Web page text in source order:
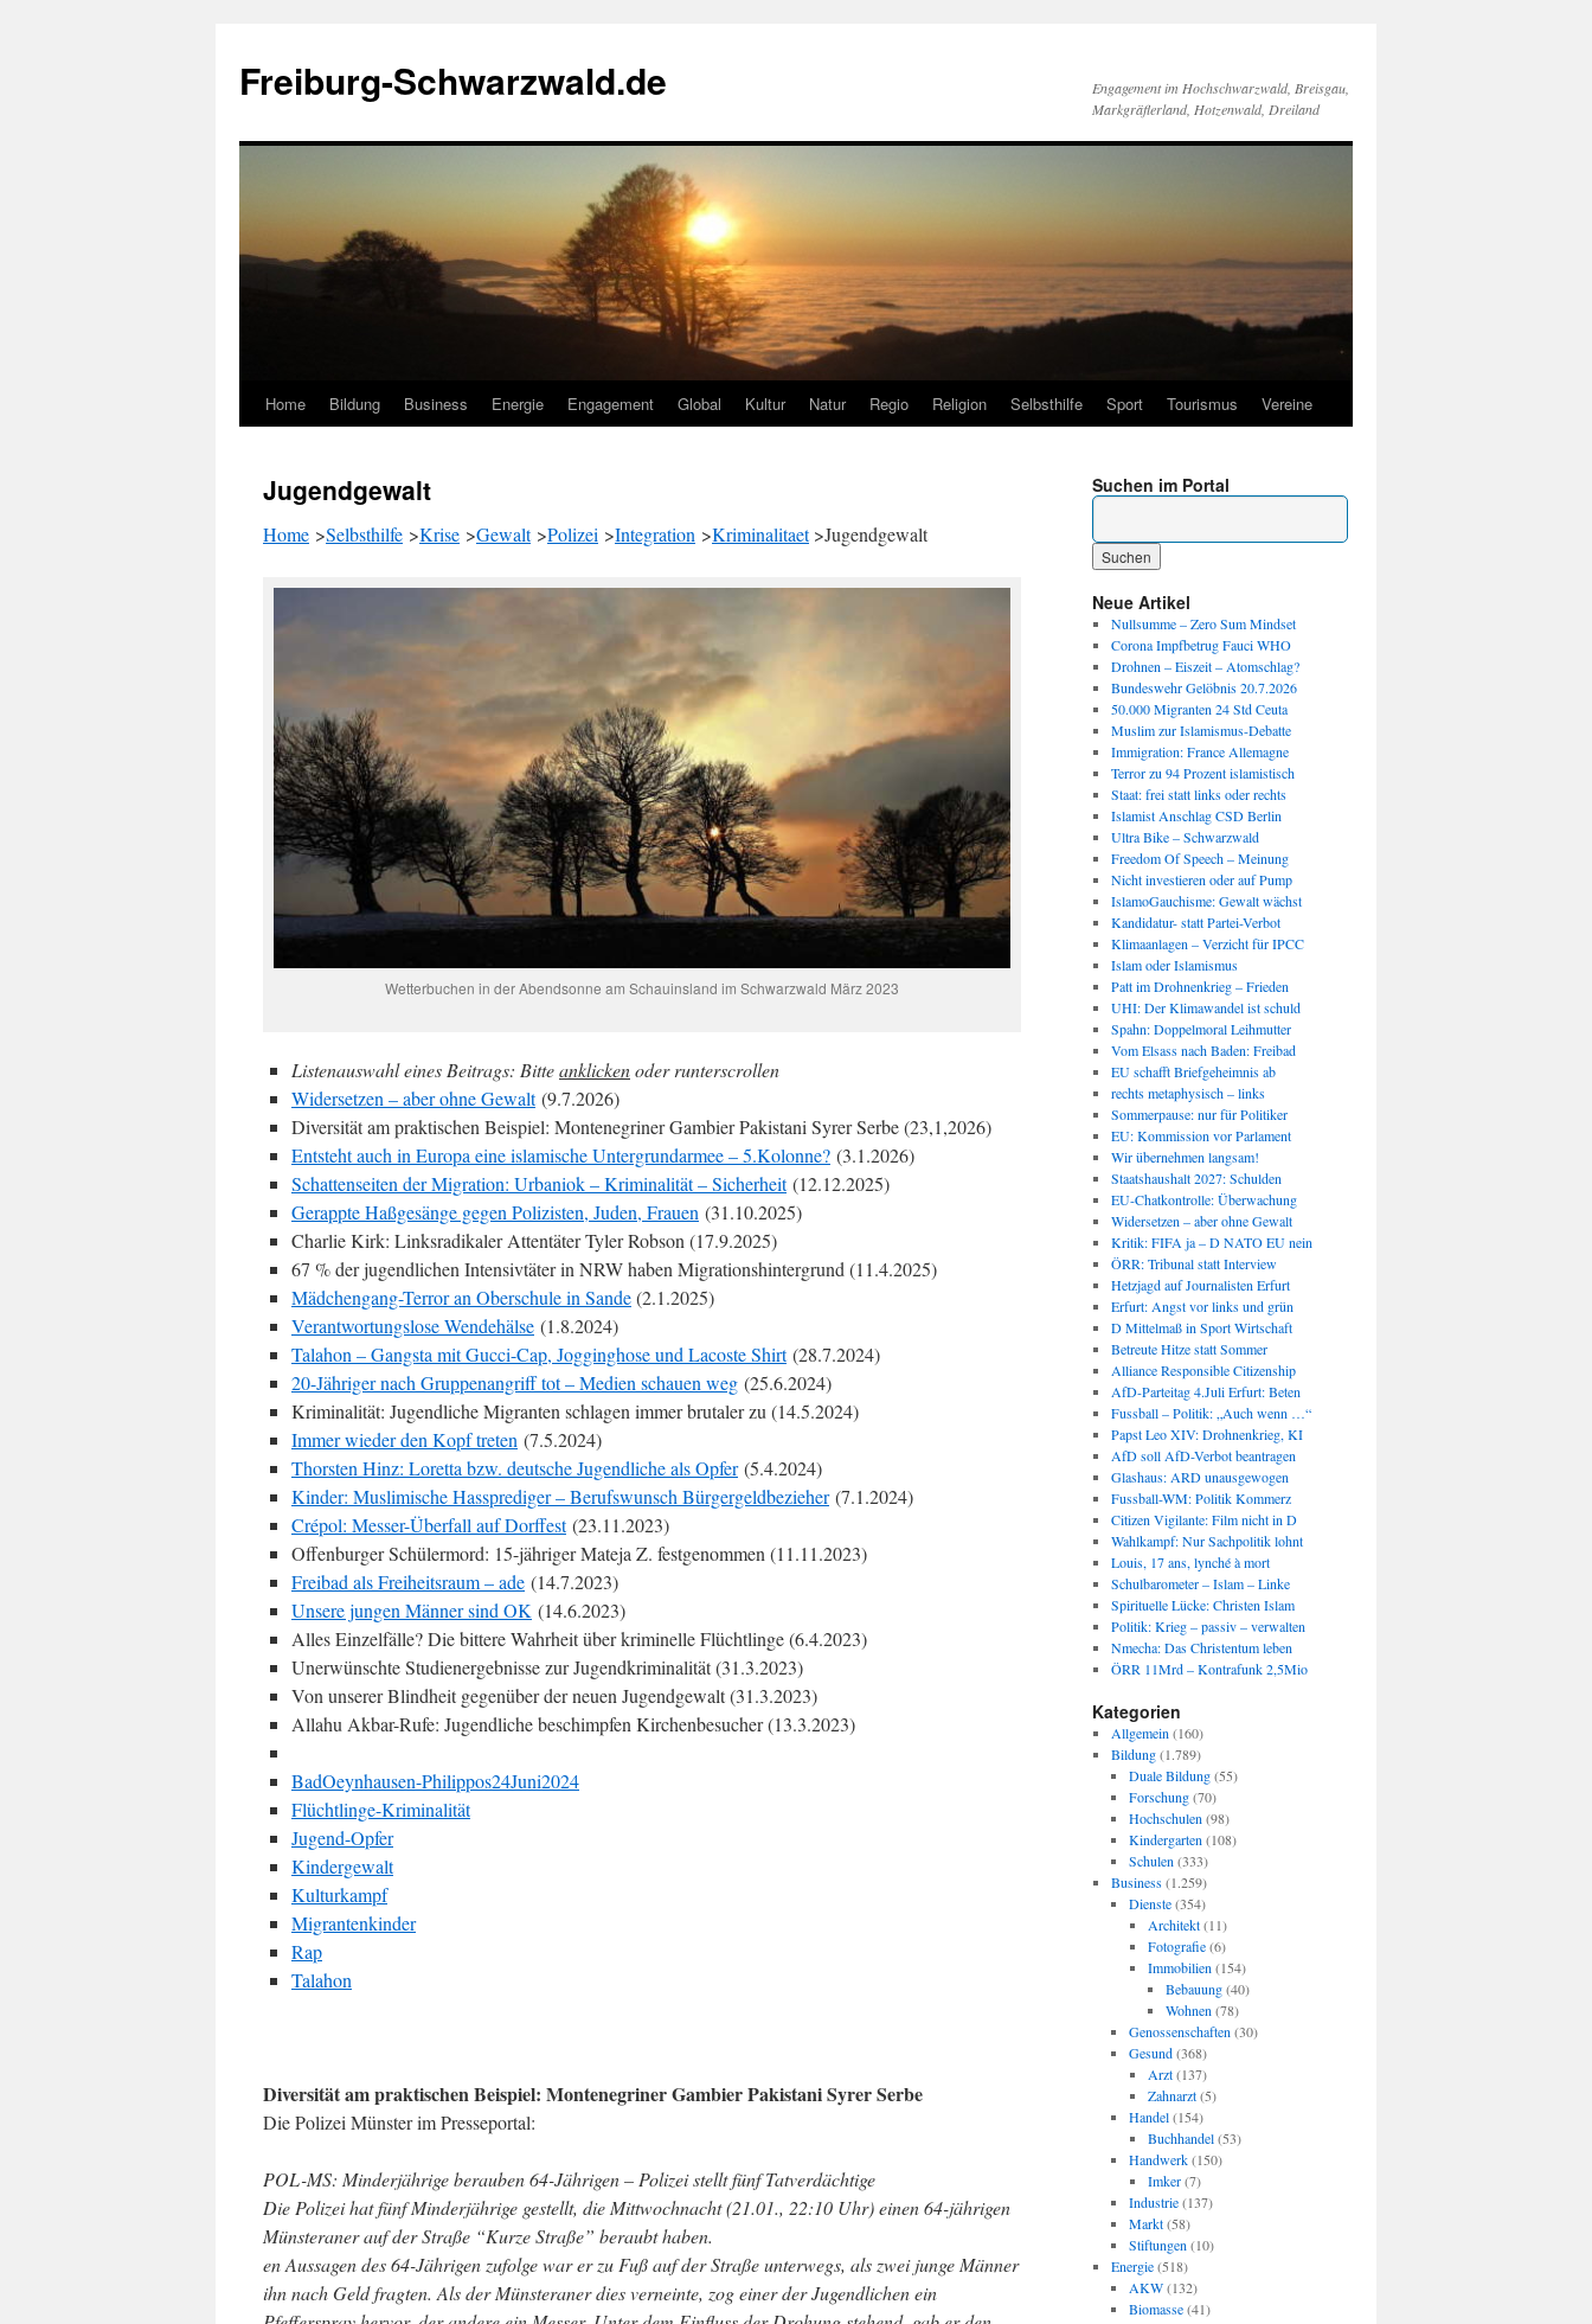
springen
Freiburg-Schwarzwald.de
Engagement im Hochschwarzwald, Breisgau,
Markgräflerland, Hotzenwald, Dreiland
Home Bildung Business Energie Engagement Global Kultur Natur Regio Religion Selbsthilfe Sport Tourismus Vereine
Jugendgewalt
Home >Selbsthilfe >Krise >Gewalt>Polizei >Integration >Kriminalitaet>Jugendgewalt
Wetterbuchen in der Abendsonne am Schauinsland im Schwarzwald März 2023
Listenauswahl eines Beitrags: Bitteanklickenoder runterscrollen
Widersetzen – aber ohne Gewalt(9.7.2026)
Diversität am praktischen Beispiel: Montenegriner Gambier Pakistani Syrer Serbe (23,1,2026)
Entsteht auch in Europa eine islamische Untergrundarmee – 5.Kolonne? (3.1.2026)
Schattenseiten der Migration: Urbaniok – Kriminalität – Sicherheit(12.12.2025)
Gerappte Haßgesänge gegen Polizisten, Juden, Frauen (31.10.2025)
Charlie Kirk: Linksradikaler Attentäter Tyler Robson (17.9.2025)
67 % der jugendlichen Intensivtäter in NRW haben Migrationshintergrund (11.4.2025)
Mädchengang-Terror an Oberschule in Sande(2.1.2025)
Verantwortungslose Wendehälse (1.8.2024)
Talahon – Gangsta mit Gucci-Cap, Jogginghose und Lacoste Shirt(28.7.2024)
20-Jähriger nach Gruppenangriff tot – Medien schauen weg (25.6.2024)
Kriminalität: Jugendliche Migranten schlagen immer brutaler zu (14.5.2024)
Immer wieder den Kopf treten (7.5.2024)
Thorsten Hinz: Loretta bzw. deutsche Jugendliche als Opfer(5.4.2024)
Kinder: Muslimische Hassprediger – Berufswunsch Bürgergeldbezieher(7.1.2024)
Crépol: Messer-Überfall auf Dorffest(23.11.2023)
Offenburger Schülermord: 15-jähriger Mateja Z. festgenommen (11.11.2023)
Freibad als Freiheitsraum – ade (14.7.2023)
Unsere jungen Männer sind OK (14.6.2023)
Alles Einzelfälle? Die bittere Wahrheit über kriminelle Flüchtlinge (6.4.2023)
Unerwünschte Studienergebnisse zur Jugendkriminalität (31.3.2023)
Von unserer Blindheit gegenüber der neuen Jugendgewalt (31.3.2023)
Allahu Akbar-Rufe: Jugendliche beschimpfen Kirchenbesucher (13.3.2023)
BadOeynhausen-Philippos24Juni2024
Flüchtlinge-Kriminalität
Jugend-Opfer
Kindergewalt
Kulturkampf
Migrantenkinder
Rap
Talahon
Diversität am praktischen Beispiel: Montenegriner Gambier Pakistani Syrer Serbe
Die Polizei Münster im Presseportal:
POL-MS: Minderjährige berauben 64-Jährigen – Polizei stellt fünf Tatverdächtige
Die Polizei hat fünf Minderjährige gestellt, die Mittwochnacht (21.01., 22:10 Uhr) einen 64-jährigen
Münsteraner auf der Straße “Kurze Straße” beraubt haben.
en Aussagen des 64-Jährigen zufolge war er zu Fuß auf der Straße unterwegs, als zwei junge Männer
ihn nach Geld fragten. Als der Münsteraner dies verneinte, zog einer der Jugendlichen ein
Suchen im Portal
Neue Artikel
Nullsumme – Zero Sum Mindset
Corona Impfbetrug Fauci WHO
Drohnen – Eiszeit – Atomschlag?
Bundeswehr Gelöbnis 20.7.2026
50.000 Migranten 24 Std Ceuta
Muslim zur Islamismus-Debatte
Immigration: France Allemagne
Terror zu 94 Prozent islamistisch
Staat: frei statt links oder rechts
Islamist Anschlag CSD Berlin
Ultra Bike – Schwarzwald
Freedom Of Speech – Meinung
Nicht investieren oder auf Pump
IslamoGauchisme: Gewalt wächst
Kandidatur- statt Partei-Verbot
Klimaanlagen – Verzicht für IPCC
Islam oder Islamismus
Patt im Drohnenkrieg – Frieden
UHI: Der Klimawandel ist schuld
Spahn: Doppelmoral Leihmutter
Vom Elsass nach Baden: Freibad
EU schafft Briefgeheimnis ab
rechts metaphysisch – links
Sommerpause: nur für Politiker
EU: Kommission vor Parlament
Wir übernehmen langsam!
Staatshaushalt 2027: Schulden
EU-Chatkontrolle: Überwachung
Widersetzen – aber ohne Gewalt
Kritik: FIFA ja – D NATO EU nein
ÖRR: Tribunal statt Interview
Hetzjagd auf Journalisten Erfurt
Erfurt: Angst vor links und grün
D Mittelmaß in Sport Wirtschaft
Betreute Hitze statt Sommer
Alliance Responsible Citizenship
AfD-Parteitag 4.Juli Erfurt: Beten
Fussball – Politik: „Auch wenn …“
Papst Leo XIV: Drohnenkrieg, KI
AfD soll AfD-Verbot beantragen
Glashaus: ARD unausgewogen
Fussball-WM: Politik Kommerz
Citizen Vigilante: Film nicht in D
Wahlkampf: Nur Sachpolitik lohnt
Louis, 17 ans, lynché à mort
Schulbarometer – Islam – Linke
Spirituelle Lücke: Christen Islam
Politik: Krieg – passiv – verwalten
Nmecha: Das Christentum leben
ÖRR 11Mrd – Kontrafunk 2,5Mio
Kategorien
Allgemein (160)
Bildung(1.789)
Duale Bildung(55)
Forschung(70)
Hochschulen (98)
Kindergarten (108)
Schulen (333)
Business(1.259)
Dienste(354)
Architekt(11)
Fotografie(6)
Immobilien (154)
Bebauung(40)
Wohnen (78)
Genossenschaften (30)
Gesund(368)
Arzt(137)
Zahnarzt(5)
Handel(154)
Buchhandel(53)
Handwerk(150)
Imker(7)
Industrie(137)
Markt(58)
Stiftungen (10)
Energie(518)
AKW(132)
Biomasse(41)